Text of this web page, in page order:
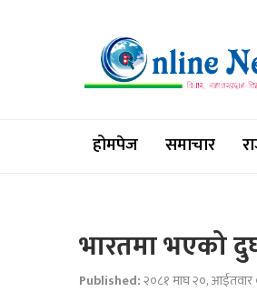
होमपेज समाचार
भारतमा भएको
Published:२०८१ माघ २०,